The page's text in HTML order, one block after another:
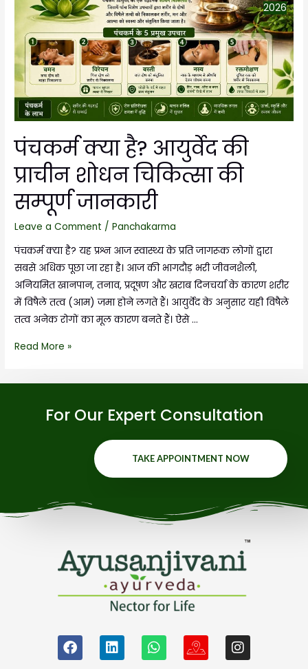
पंचकर्म क्या है? आयुर्वेद की
प्राचीन शोधन चिकित्सा की
सम्पूर्ण जानकारी
Leave a Comment /Panchakarma
पंचकर्म क्या है? यह प्रश्न आज स्वास्थ्य के प्रति जागरूक लोगों द्वारा
सबसे अधिक पूछा जा रहा है। आज की भागदौड़ भरी जीवनशैली,
अनियमित खानपान, तनाव, प्रदूषण और खराब दिनचर्या के कारण शरीर
में विषैले तत्व (आम) जमा होने लगते हैं। आयुर्वेद के अनुसार यही विषैले
तत्व अनेक रोगों का मूल कारण बनते हैं। ऐसे …
Read More »
2026
For Our Expert Consultation
TAKE APPOINTMENT NOW